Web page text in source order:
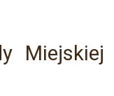
Miejskiej